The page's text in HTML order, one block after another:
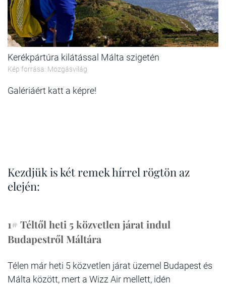
Kerékpártúra kilátással Málta szigetén
Kép forrása: Mozgásvilág
Galériáért katt a képre!
Kezdjük is két remek hírrel rögtön az
elején:
1# Téltől heti 5 közvetlen járat indul
Budapestről Máltára
Télen már heti 5 közvetlen járat üzemel Budapest és
Málta között, mert a Wizz Air mellett, idén